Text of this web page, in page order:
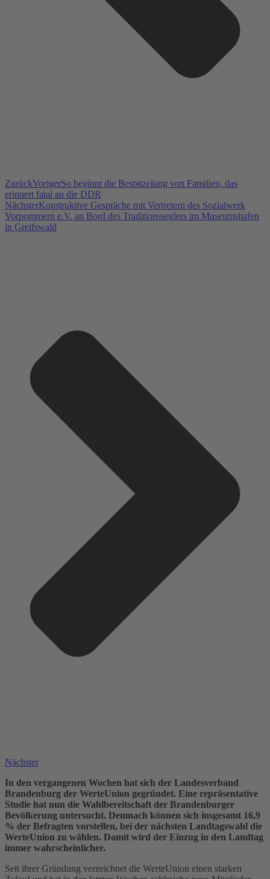
ZurückVorigerSo beginnt die Bespitzelung von Familien, das
erinnert fatal an die DDR
NächsterKonstruktive Gespräche mit Vertretern des Sozialwerk
Vorpommern e.V. an Bord des Traditionsseglers im Museumshafen
in Greifswald
Nächster
In den vergangenen Wochen hat sich der Landesverband
Brandenburg der WerteUnion gegründet. Eine repräsentative
Studie hat nun die Wahlbereitschaft der Brandenburger
Bevölkerung untersucht. Demnach können sich insgesamt 16,9
% der Befragten vorstellen, bei der nächsten Landtagswahl die
WerteUnion zu wählen. Damit wird der Einzug in den Landtag
immer wahrscheinlicher.
Seit ihrer Gründung verzeichnet die WerteUnion einen starken